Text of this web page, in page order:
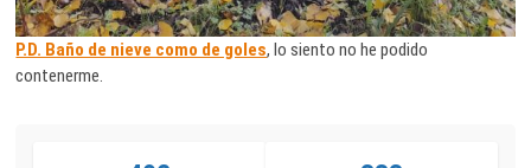
P.D. Baño de nieve como de goles, lo siento no he podido
contenerme.